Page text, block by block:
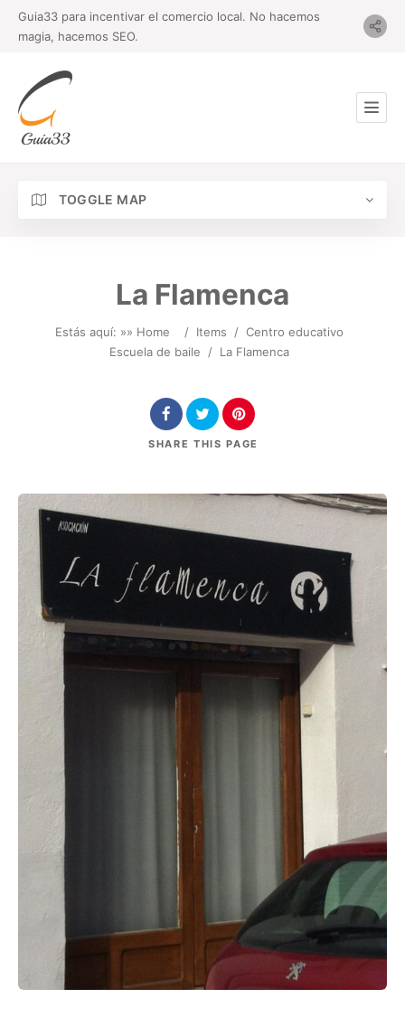
Guia33 para incentivar el comercio local. No hacemos
magia, hacemos SEO.
TOGGLE MAP
La Flamenca
Estás aquí: »» Home / Items / Centro educativo
Escuela de baile
/ La Flamenca
SHARE THIS PAGE